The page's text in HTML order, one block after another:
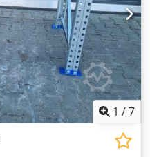
1 /7